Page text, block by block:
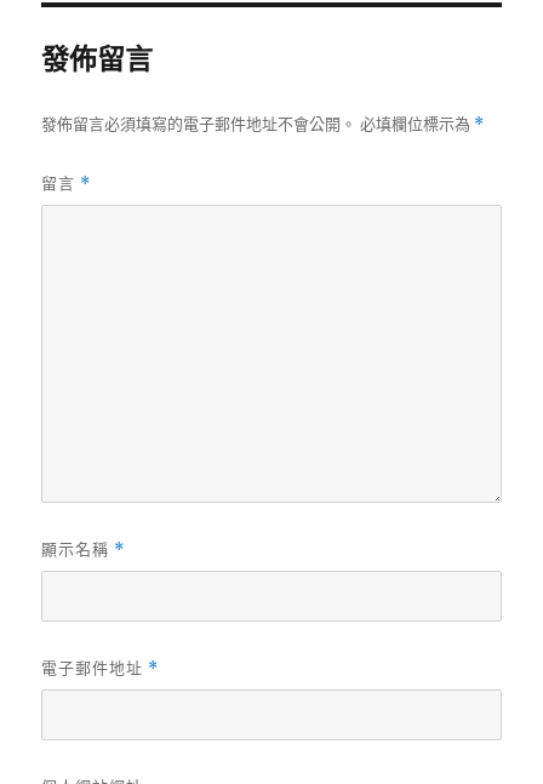
者
佈
發佈留言
發佈留言必須填寫的電子郵件地址不會公開。 必填欄位標示為 *
留言 *
顯示名稱 *
電子郵件地址 *